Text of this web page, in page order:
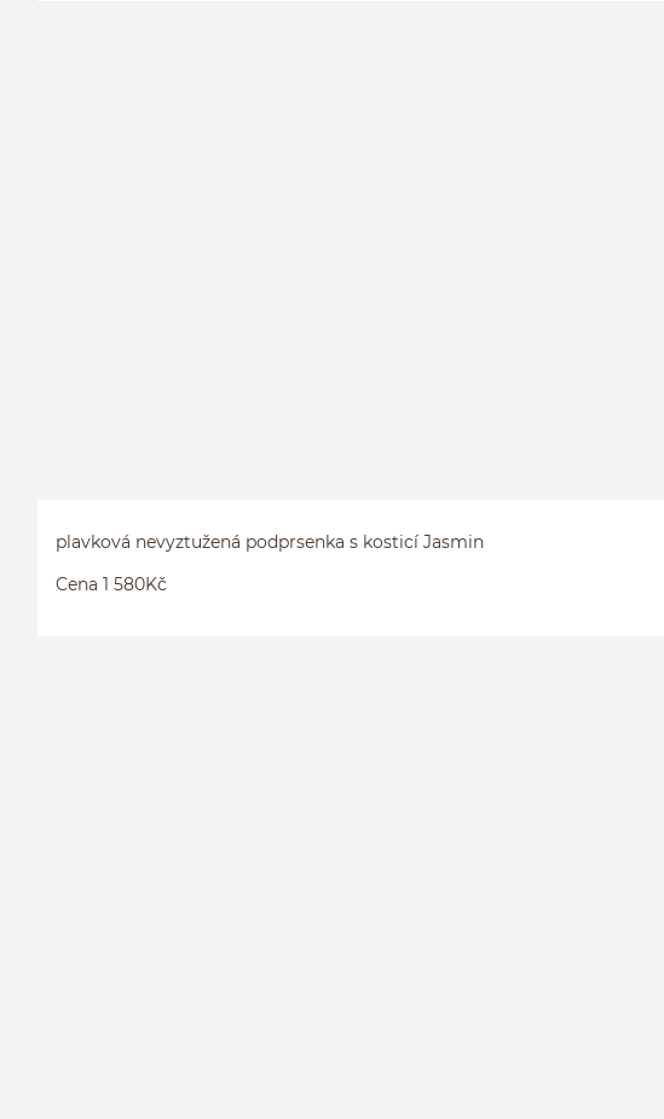
plavková nevyztužená podprsenka s kosticí Jasmin
Cena 1 580Kč